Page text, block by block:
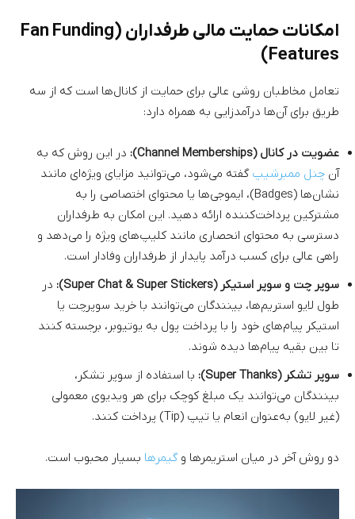
امکانات حمایت مالی طرفداران (Fan Funding
Features)
تعامل مخاطبان روشی عالی برای حمایت از کانال‌ها است که از سه
طریق برای آن‌ها درآمدزایی به همراه دارد:
عضویت در کانال (Channel Memberships):
در این روش که به
آن چنل ممبرشیپ گفته می‌شود، می‌توانید مزایای ویژه‌ای مانند
نشان‌ها (Badges)، ایموجی‌ها یا محتوای اختصاصی را به
مشترکین پرداخت‌کننده ارائه دهید. این امکان به طرفداران
دسترسی به محتوای انحصاری مانند کلیپ‌های ویژه را می‌دهد و
راهی عالی برای کسب درآمد پایدار از طرفداران وفادار است.
سوپر چت و سوپر استیکر (Super Chat & Super Stickers):
در
طول لایو استریم‌ها، بینندگان می‌توانند با خرید سوپرچت یا
استیکر پیام‌های خود را با پرداخت پول به یوتیوبر، برجسته کنند
تا بین بقیه پیام‌ها دیده شوند.
سوپر تشکر (Super Thanks):
با استفاده از سوپر تشکر،
بینندگان می‌توانند یک مبلغ کوچک برای هر ویدیوی معمولی
(غیر لایو) به‌عنوان انعام یا تیپ (Tip) پرداخت کنند.
دو روش آخر در میان استریمرها و گیمرها بسیار محبوب است.